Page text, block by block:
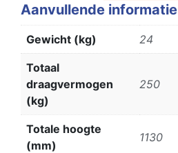
Aanvullende informatie
Gewicht (kg) 24
Totaal
draagvermogen
(kg)
250
Totale hoogte
(mm)
1130